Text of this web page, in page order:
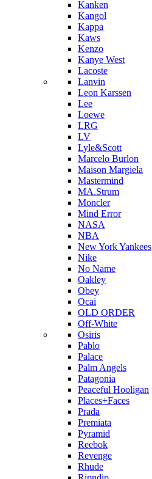
Kanken
Kangol
Kappa
Kaws
Kenzo
Kanye West
Lacoste
Lanvin
Leon Karssen
Lee
Loewe
LRG
LV
Lyle&Scott
Marcelo Burlon
Maison Margiela
Mastermind
MA.Strum
Moncler
Mind Error
NASA
NBA
New York Yankees
Nike
No Name
Oakley
Obey
Ocai
OLD ORDER
Off-White
Osiris
Pablo
Palace
Palm Angels
Patagonia
Peaceful Hooligan
Places+Faces
Prada
Premiata
Pyramid
Reebok
Revenge
Rhude